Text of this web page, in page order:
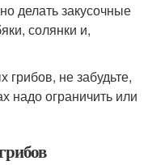
делать закусочные
солянки и,
грибов, не забудьте,
надо ограничить или